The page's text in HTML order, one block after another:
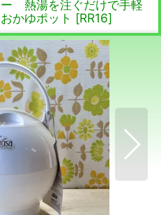
熱湯を注ぐだけで手軽
かゆポット [RR16]